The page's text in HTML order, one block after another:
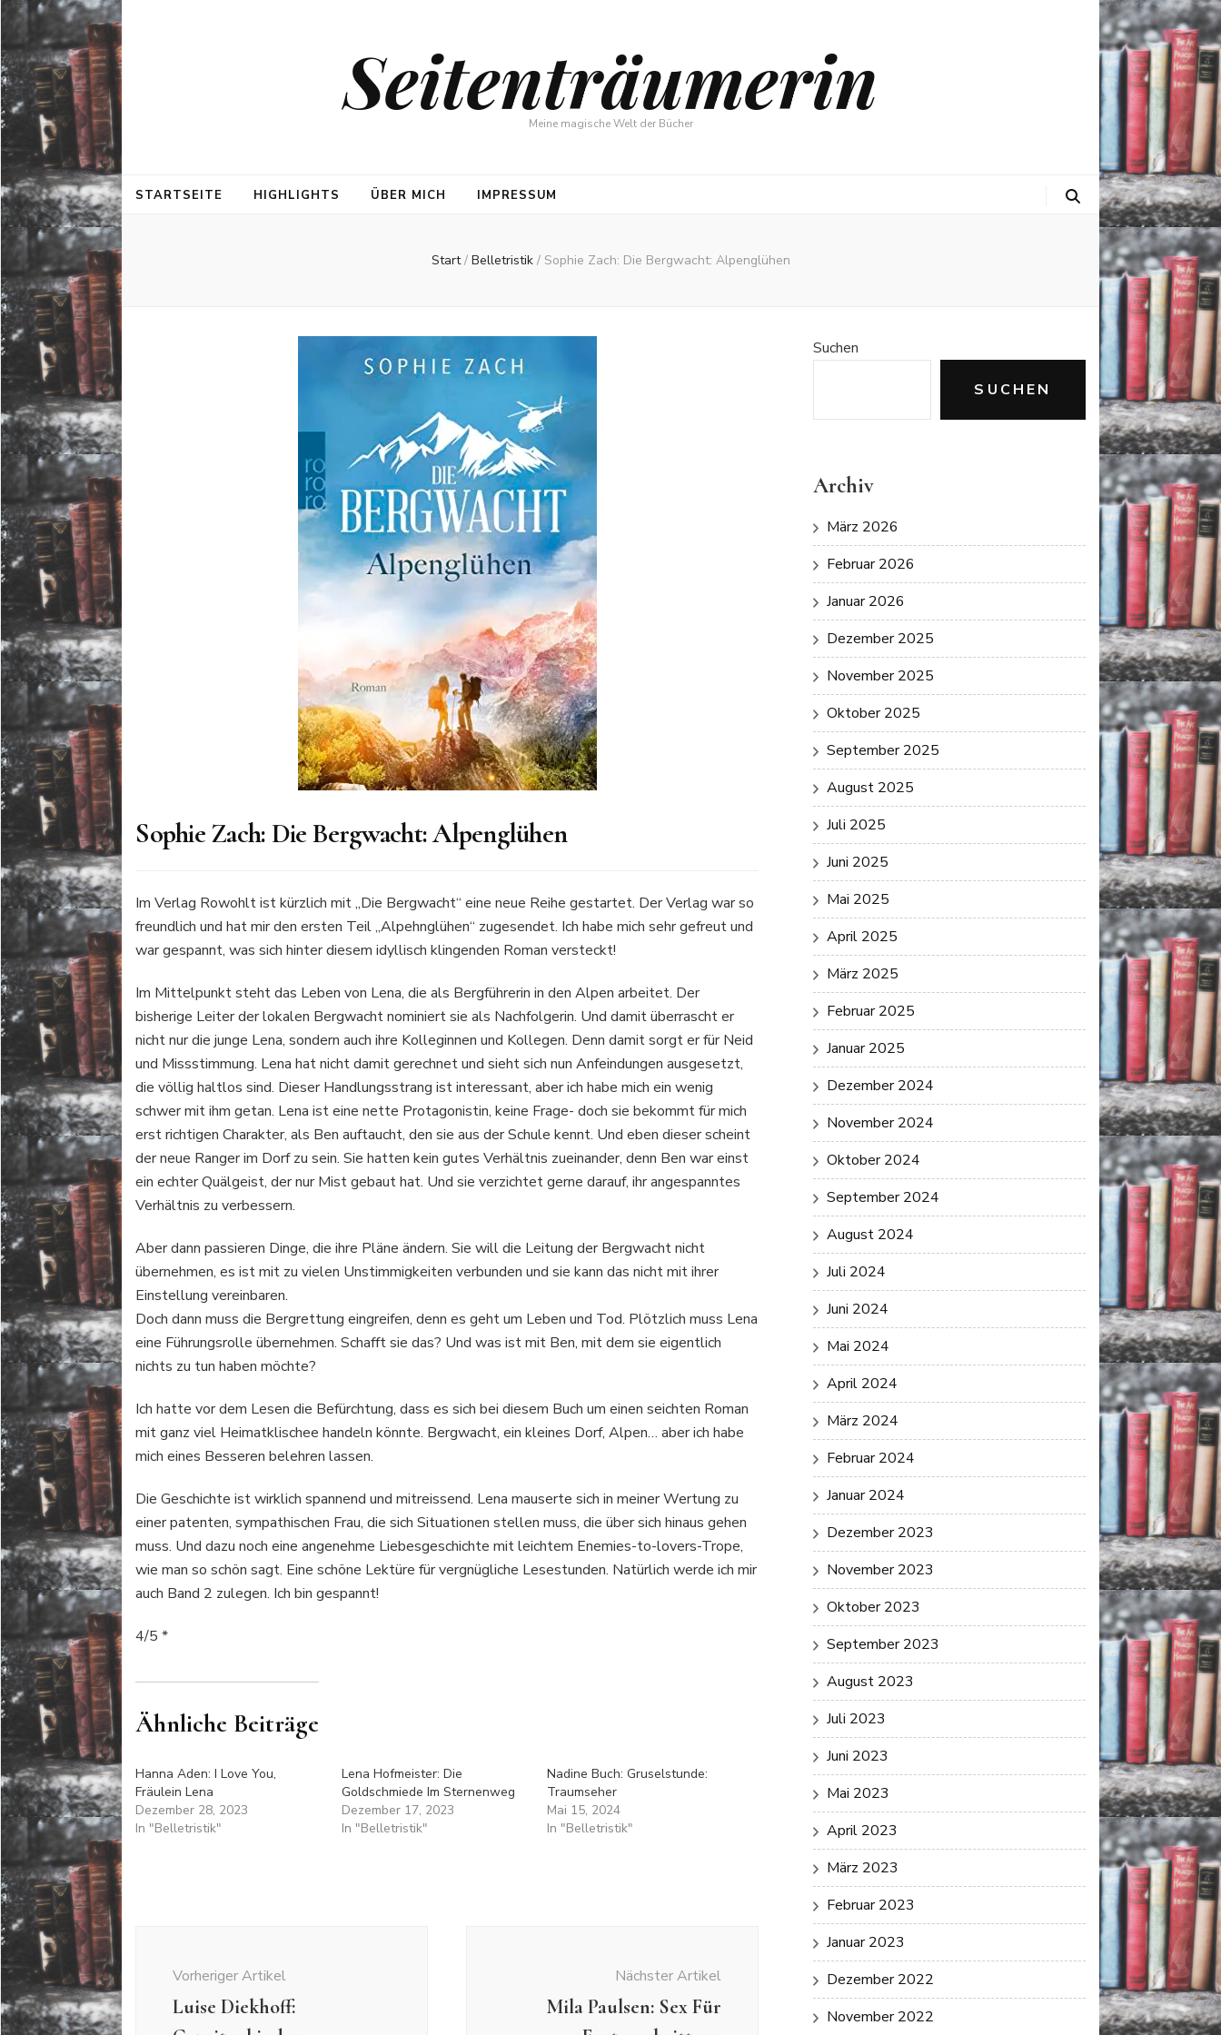
Seitenträumerin
Meine magische Welt der Bücher
STARTSEITE HIGHLIGHTS ÜBER MICH IMPRESSUM
Start / Belletristik / Sophie Zach: Die Bergwacht: Alpenglühen
Sophie Zach: Die Bergwacht: Alpenglühen
Im Verlag Rowohlt ist kürzlich mit „Die Bergwacht“ eine neue Reihe gestartet. Der Verlag war so
freundlich und hat mir den ersten Teil „Alpehnglühen“ zugesendet. Ich habe mich sehr gefreut und
war gespannt, was sich hinter diesem idyllisch klingenden Roman versteckt!
Im Mittelpunkt steht das Leben von Lena, die als Bergführerin in den Alpen arbeitet. Der
bisherige Leiter der lokalen Bergwacht nominiert sie als Nachfolgerin. Und damit überrascht er
nicht nur die junge Lena, sondern auch ihre Kolleginnen und Kollegen. Denn damit sorgt er für Neid
und Missstimmung. Lena hat nicht damit gerechnet und sieht sich nun Anfeindungen ausgesetzt,
die völlig haltlos sind. Dieser Handlungsstrang ist interessant, aber ich habe mich ein wenig
schwer mit ihm getan. Lena ist eine nette Protagonistin, keine Frage- doch sie bekommt für mich
erst richtigen Charakter, als Ben auftaucht, den sie aus der Schule kennt. Und eben dieser scheint
der neue Ranger im Dorf zu sein. Sie hatten kein gutes Verhältnis zueinander, denn Ben war einst
ein echter Quälgeist, der nur Mist gebaut hat. Und sie verzichtet gerne darauf, ihr angespanntes
Verhältnis zu verbessern.
Aber dann passieren Dinge, die ihre Pläne ändern. Sie will die Leitung der Bergwacht nicht
übernehmen, es ist mit zu vielen Unstimmigkeiten verbunden und sie kann das nicht mit ihrer
Einstellung vereinbaren.
Doch dann muss die Bergrettung eingreifen, denn es geht um Leben und Tod. Plötzlich muss Lena
eine Führungsrolle übernehmen. Schafft sie das? Und was ist mit Ben, mit dem sie eigentlich
nichts zu tun haben möchte?
Ich hatte vor dem Lesen die Befürchtung, dass es sich bei diesem Buch um einen seichten Roman
mit ganz viel Heimatklischee handeln könnte. Bergwacht, ein kleines Dorf, Alpen… aber ich habe
mich eines Besseren belehren lassen.
Die Geschichte ist wirklich spannend und mitreissend. Lena mauserte sich in meiner Wertung zu
einer patenten, sympathischen Frau, die sich Situationen stellen muss, die über sich hinaus gehen
muss. Und dazu noch eine angenehme Liebesgeschichte mit leichtem Enemies-to-lovers-Trope,
wie man so schön sagt. Eine schöne Lektüre für vergnügliche Lesestunden. Natürlich werde ich mir
auch Band 2 zulegen. Ich bin gespannt!
4/5 *
Ähnliche Beiträge
Hanna Aden: I Love You,
Fräulein Lena
Dezember 28, 2023
In "Belletristik"
Lena Hofmeister: Die
Goldschmiede Im Sternenweg
Dezember 17, 2023
In "Belletristik"
Nadine Buch: Gruselstunde:
Traumseher
Mai 15, 2024
In "Belletristik"
Vorheriger Artikel
Luise Diekhoff:
Nächster Artikel
Mila Paulsen: Sex Für
Suchen
SUCHEN
Archiv
März 2026
Februar 2026
Januar 2026
Dezember 2025
November 2025
Oktober 2025
September 2025
August 2025
Juli 2025
Juni 2025
Mai 2025
April 2025
März 2025
Februar 2025
Januar 2025
Dezember 2024
November 2024
Oktober 2024
September 2024
August 2024
Juli 2024
Juni 2024
Mai 2024
April 2024
März 2024
Februar 2024
Januar 2024
Dezember 2023
November 2023
Oktober 2023
September 2023
August 2023
Juli 2023
Juni 2023
Mai 2023
April 2023
März 2023
Februar 2023
Januar 2023
Dezember 2022
November 2022